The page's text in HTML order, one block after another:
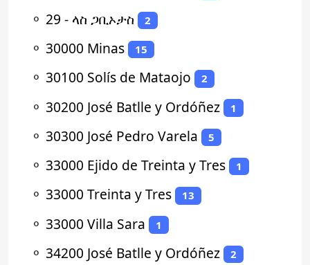
⚬ 29 - ላስ ጋቢኦታስ 2
⚬ 30000 Minas 15
⚬ 30100 Solís de Mataojo 2
⚬ 30200 José Batlle y Ordóñez 1
⚬ 30300 José Pedro Varela 5
⚬ 33000 Ejido de Treinta y Tres 1
⚬ 33000 Treinta y Tres 13
⚬ 33000 Villa Sara 1
⚬ 34200 José Batlle y Ordóñez 2